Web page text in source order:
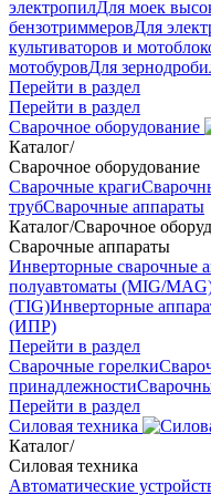
электропилДля моек
бензотриммеровДля
культиваторов и
мотобуровДля
Перейти в раздел
Перейти в раздел
Сварочное оборудование
Каталог/
Сварочное оборудование
Сварочные краги
трубСварочные аппараты
Каталог/Сварочное
Сварочные аппараты
Инверторные
полуавтоматы (MIG/
(TIG)Инверторные
(ИПР)
Перейти в раздел
Сварочные горелки
принадлежности
Перейти в раздел
Силовая техника
Каталог/
Силовая техника
Автоматические